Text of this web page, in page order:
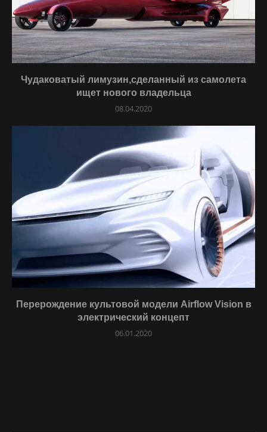
Чудаковатый лимузин,сделанный из самолета
ищет нового владельца
08.04.2020
Перерождение культовой модели Airflow Vision в
электрический концепт
06.01.2020